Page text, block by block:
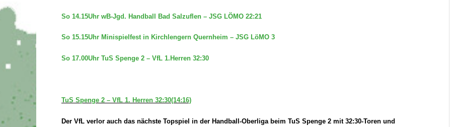
So 14.15Uhr wB-Jgd. Handball Bad Salzuflen – JSG LÖMO 22:21
So 15.15Uhr Minispielfest in Kirchlengern Quernheim – JSG LöMO 3
So 17.00Uhr TuS Spenge 2 – VfL 1.Herren 32:30
TuS Spenge 2 – VfL 1. Herren 32:30(14:16)
Der VfL verlor auch das nächste Topspiel in der Handball-Oberliga beim TuS Spenge 2 mit 32:30-Toren und